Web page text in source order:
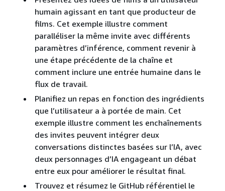
humain agissant en tant que producteur de
films. Cet exemple illustre comment
paralléliser la même invite avec différents
paramètres d’inférence, comment revenir à
une étape précédente de la chaîne et
comment inclure une entrée humaine dans le
flux de travail.
Planifiez un repas en fonction des ingrédients
que l’utilisateur a à portée de main. Cet
exemple illustre comment les enchaînements
des invites peuvent intégrer deux
conversations distinctes basées sur l’IA, avec
deux personnages d’IA engageant un débat
entre eux pour améliorer le résultat final.
Trouvez et résumez le GitHub référentiel le